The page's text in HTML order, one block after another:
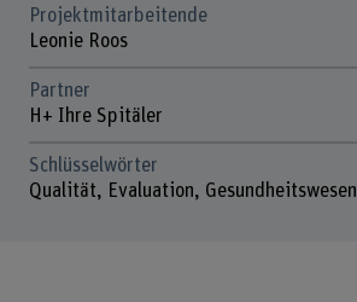
Projektmitarbeitende
Leonie Roos
Partner
H+ Ihre Spitäler
Schlüsselwörter
Qualität, Evaluation, Gesundheitswesen